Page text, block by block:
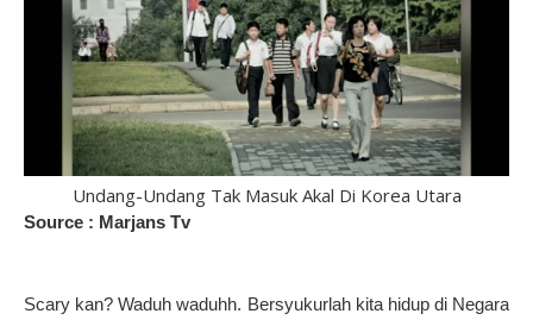
Undang-Undang Tak Masuk Akal Di Korea Utara
Source : Marjans Tv
Scary kan? Waduh waduhh. Bersyukurlah kita hidup di Negara